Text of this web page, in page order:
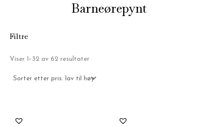
Barneørepynt
Filtre
Viser 1–32 av 62 resultaterSortert
Lav
til